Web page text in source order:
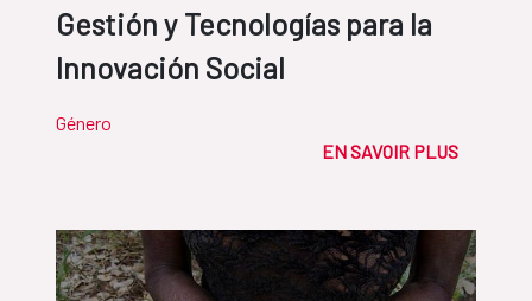
Gestión y Tecnologías para la
Innovación Social
Género
EN SAVOIR PLUS